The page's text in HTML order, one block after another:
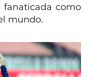
fanaticada como
mundo.